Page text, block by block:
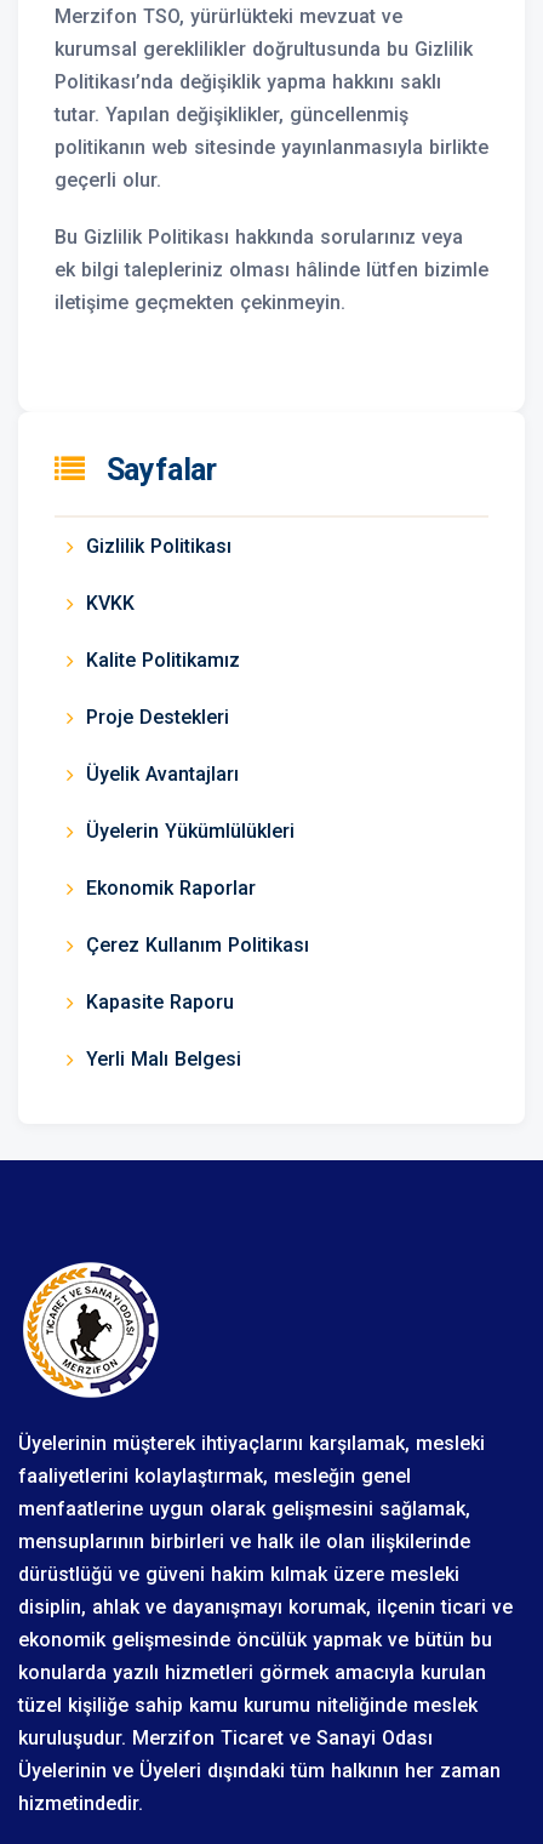
Sayfalar
Gizlilik Politikası
KVKK
Kalite Politikamız
Proje Destekleri
Üyelik Avantajları
Üyelerin Yükümlülükleri
Ekonomik Raporlar
Çerez Kullanım Politikası
Kapasite Raporu
Yerli Malı Belgesi
Merzifon TSO, yürürlükteki mevzuat ve
kurumsal gereklilikler doğrultusunda bu Gizlilik
Politikası’nda değişiklik yapma hakkını saklı
tutar. Yapılan değişiklikler, güncellenmiş
politikanın web sitesinde yayınlanmasıyla birlikte
geçerli olur.
Bu Gizlilik Politikası hakkında sorularınız veya
ek bilgi talepleriniz olması hâlinde lütfen bizimle
iletişime geçmekten çekinmeyin.
Üyelerinin müşterek ihtiyaçlarını karşılamak, mesleki
faaliyetlerini kolaylaştırmak, mesleğin genel
menfaatlerine uygun olarak gelişmesini sağlamak,
mensuplarının birbirleri ve halk ile olan ilişkilerinde
dürüstlüğü ve güveni hakim kılmak üzere mesleki
disiplin, ahlak ve dayanışmayı korumak, ilçenin ticari ve
ekonomik gelişmesinde öncülük yapmak ve bütün bu
konularda yazılı hizmetleri görmek amacıyla kurulan
tüzel kişiliğe sahip kamu kurumu niteliğinde meslek
kuruluşudur. Merzifon Ticaret ve Sanayi Odası
Üyelerinin ve Üyeleri dışındaki tüm halkının her zaman
hizmetindedir.